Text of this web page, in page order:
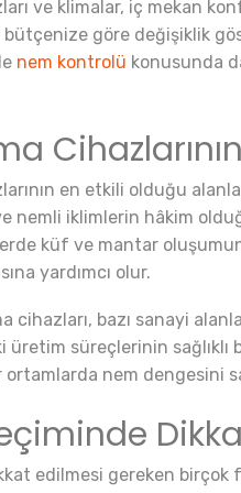
ve klimalar, iç mekan
bütçenize göre değişiklik
nem kontrolü konusunda
en etkili olduğu
nemli iklimlerin hâkim
küf ve mantar
yardımcı olur.
cihazları, bazı sanayi
üretim süreçlerinin
ortamlarda nem dengesini
edilmesi gereken